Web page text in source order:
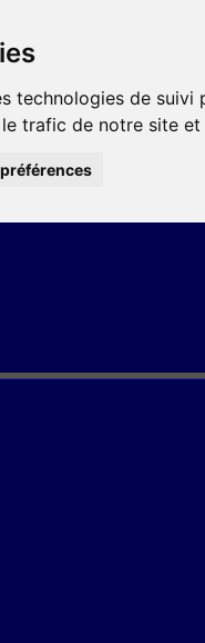
technologies de
trafic de notre site